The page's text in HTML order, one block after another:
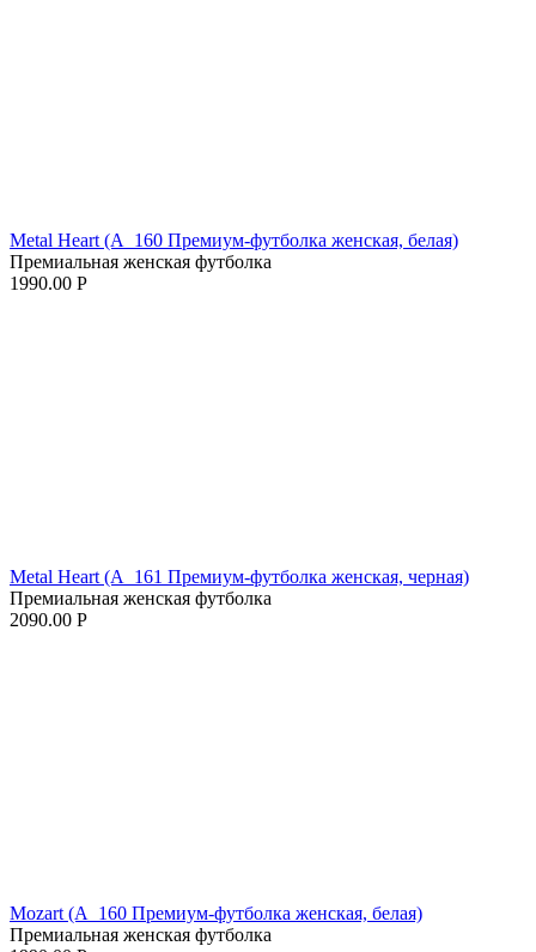
Metal Heart (A_160 Премиум-футболка женская, белая)
Премиальная женская футболка
1990.00 Р
Metal Heart (A_161 Премиум-футболка женская, черная)
Премиальная женская футболка
2090.00 Р
Mozart (A_160 Премиум-футболка женская, белая)
Премиальная женская футболка